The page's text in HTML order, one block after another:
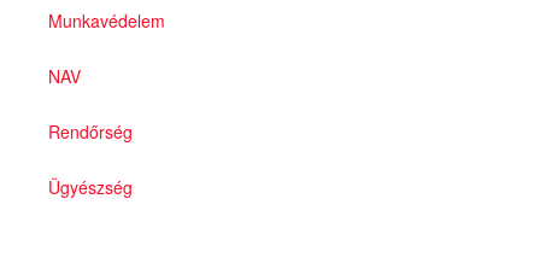
Munkavédelem
NAV
Rendőrség
Ügyészség